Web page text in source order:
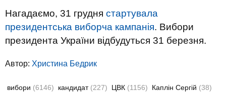
Нагадаємо, 31 грудня стартувала
президентська виборча кампанія. Вибори
президента України відбудуться 31 березня.
Автор: Христина Бедрик
вибори (6146) кандидат (227) ЦВК (1156) Каплін Сергій (38)